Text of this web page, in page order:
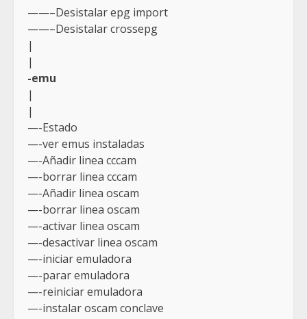
——–Desistalar epg import
——–Desistalar crossepg
|
|
-emu
|
|
—-Estado
—-ver emus instaladas
—-Añadir linea cccam
—-borrar linea cccam
—-Añadir linea oscam
—-borrar linea oscam
—-activar linea oscam
—-desactivar linea oscam
—-iniciar emuladora
—-parar emuladora
—-reiniciar emuladora
—-instalar oscam conclave